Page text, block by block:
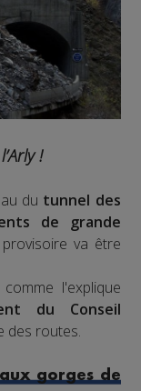
!
du tunnel des
de grande
va être
l'explique
du Conseil
des routes.
gorges de